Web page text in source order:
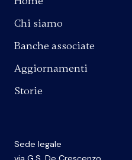
Sede legale
Chi siamo
Banche associate
Aggiornamenti
Storie